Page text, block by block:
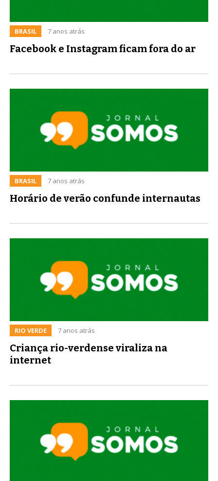
BRASIL 7 anos atrás
Facebook e Instagram ficam fora do ar
BRASIL 7 anos atrás
Horário de verão confunde internautas
RIO VERDE 7 anos atrás
Criança rio-verdense viraliza na
internet